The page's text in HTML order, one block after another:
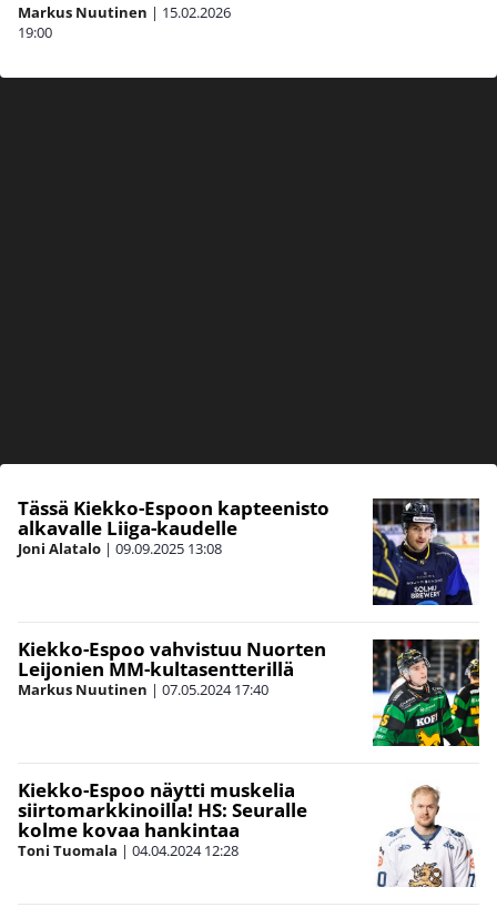
Markus Nuutinen | 15.02.2026
19:00
Tässä Kiekko-Espoon kapteenisto
alkavalle Liiga-kaudelle
Joni Alatalo | 09.09.2025 13:08
Kiekko-Espoo vahvistuu Nuorten
Leijonien MM-kultasentterillä
Markus Nuutinen | 07.05.2024 17:40
Kiekko-Espoo näytti muskelia
siirtomarkkinoilla! HS: Seuralle
kolme kovaa hankintaa
Toni Tuomala | 04.04.2024 12:28